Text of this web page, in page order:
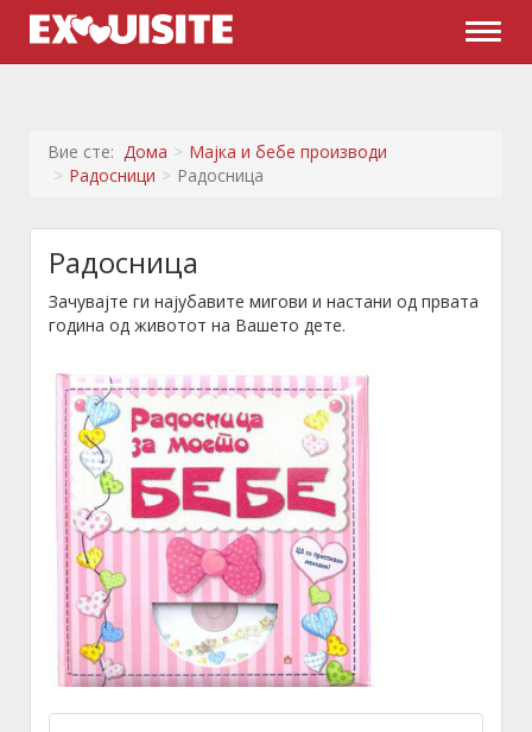
Вие сте: Дома
Мајка и бебе производи
Радосници
Радосница
Радосница
Зачувајте ги најубавите мигови и настани од првата
година од животот на Вашето дете.